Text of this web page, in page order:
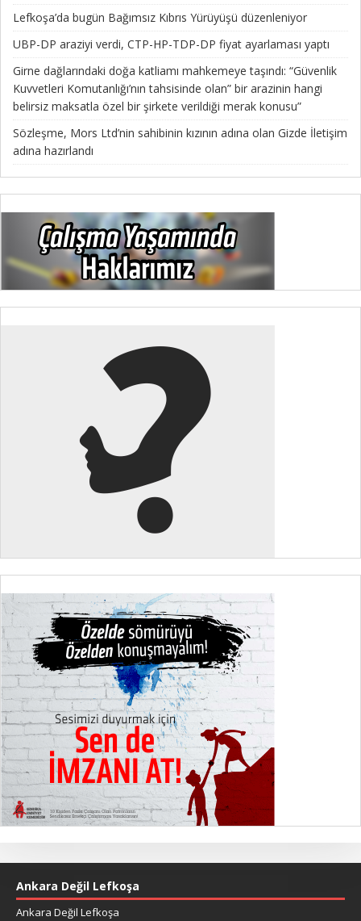
Lefkoşa’da bugün Bağımsız Kıbrıs Yürüyüşü düzenleniyor
UBP-DP araziyi verdi, CTP-HP-TDP-DP fiyat ayarlaması yaptı
Girne dağlarındaki doğa katliamı mahkemeye taşındı: “Güvenlik
Kuvvetleri Komutanlığı’nın tahsisinde olan” bir arazinin hangi
belirsiz maksatla özel bir şirkete verildiği merak konusu”
Sözleşme, Mors Ltd’nin sahibinin kızının adına olan Gizde İletişim
adına hazırlandı
Ankara Değil Lefkoşa
Ankara Değil Lefkoşa